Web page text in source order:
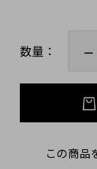
数量：
この商品